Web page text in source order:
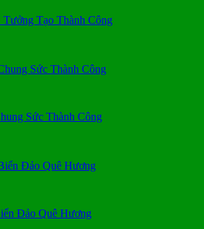
Tạo Thành Công
Sức Thành Công
Đảo Quê Hương